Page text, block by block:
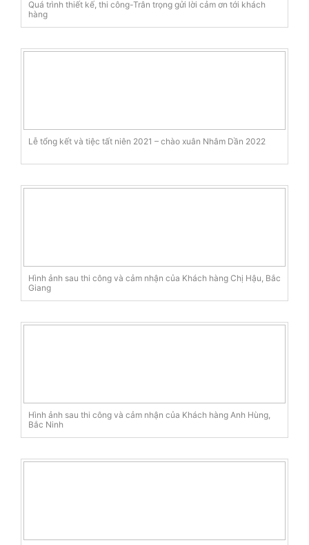
Quá trình thiết kế, thi công-Trân trọng gửi lời cảm ơn tới khách
hàng
Lễ tổng kết và tiệc tất niên 2021 – chào xuân Nhâm Dần 2022
Hình ảnh sau thi công và cảm nhận của Khách hàng Chị Hậu, Bắc
Giang
Hình ảnh sau thi công và cảm nhận của Khách hàng Anh Hùng,
Bắc Ninh